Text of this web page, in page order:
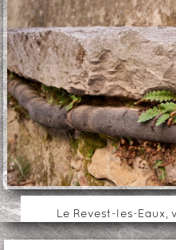
Le Revest-les-Eaux,